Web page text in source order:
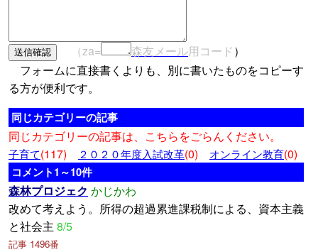
（za= 森友メール用コード）
フォームに直接書くよりも、別に書いたものをコピーす
る方が便利です。
同じカテゴリーの記事
同じカテゴリーの記事は、こちらをごらんください。
子育て(117) ２０２０年度入試改革(0) オンライン教育(0)
コメント1～10件
森林プロジェク かじかわ
改めて考えよう。所得の超過累進課税制による、資本主義
と社会主 8/5
記事 1496番